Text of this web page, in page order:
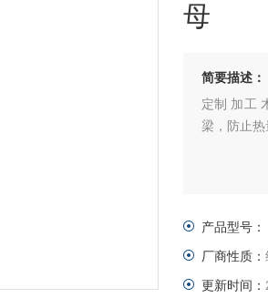
母
简要描述：
定制 加工
梁，防止热
产品型号：
厂商性质：
更新时间：